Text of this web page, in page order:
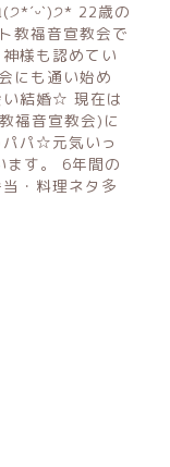
22歳の
教福音宣教会で
様も認めてい
にも通い始め
い結婚☆ 現在は
福音宣教会)に
パ☆元気いっ
ます。 6年間の
・料理ネタ多